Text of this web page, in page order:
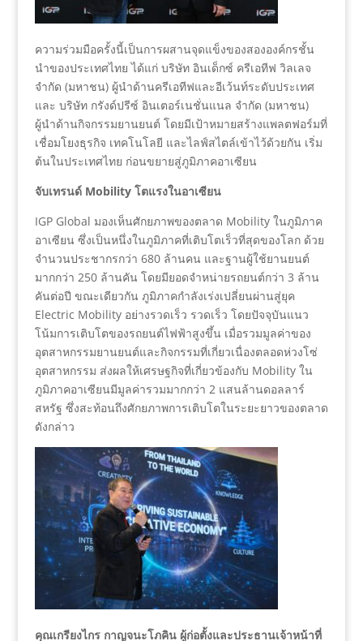
ความร่วมมือครั้งนี้เป็นการผสานจุดแข็งของสององค์กรชั้น
นำของประเทศไทย ได้แก่ บริษัท อินเด็กซ์ ครีเอทีฟ วิลเลจ
จำกัด (มหาชน) ผู้นำด้านครีเอทีฟและอีเว้นท์ระดับประเทศ
และ บริษัท กรังด์ปรีซ์ อินเตอร์เนชั่นแนล จำกัด (มหาชน)
ผู้นำด้านกิจกรรมยานยนต์ โดยมีเป้าหมายสร้างแพลตฟอร์มที่
เชื่อมโยงธุรกิจ เทคโนโลยี และไลฟ์สไตล์เข้าไว้ด้วยกัน เริ่ม
ต้นในประเทศไทย ก่อนขยายสู่ภูมิภาคอาเซียน
จับเทรนด์ Mobility โตแรงในอาเซียน
IGP Global มองเห็นศักยภาพของตลาด Mobility ในภูมิภาค
อาเซียน ซึ่งเป็นหนึ่งในภูมิภาคที่เติบโตเร็วที่สุดของโลก ด้วย
จำนวนประชากรกว่า 680 ล้านคน และฐานผู้ใช้ยานยนต์
มากกว่า 250 ล้านคัน โดยมียอดจำหน่ายรถยนต์กว่า 3 ล้าน
คันต่อปี ขณะเดียวกัน ภูมิภาคกำลังเร่งเปลี่ยนผ่านสู่ยุค
Electric Mobility อย่างรวดเร็ว รวดเร็ว โดยปัจจุบันแนว
โน้มการเติบโตของรถยนต์ไฟฟ้าสูงขึ้น เมื่อรวมมูลค่าของ
อุตสาหกรรมยานยนต์และกิจกรรมที่เกี่ยวเนื่องตลอดห่วงโซ่
อุตสาหกรรม ส่งผลให้เศรษฐกิจที่เกี่ยวข้องกับ Mobility ใน
ภูมิภาคอาเซียนมีมูลค่ารวมมากกว่า 2 แสนล้านดอลลาร์
สหรัฐ ซึ่งสะท้อนถึงศักยภาพการเติบโตในระยะยาวของตลาด
ดังกล่าว
คุณเกรียงไกร กาญจนะโภคิน ผู้ก่อตั้งและประธานเจ้าหน้าที่